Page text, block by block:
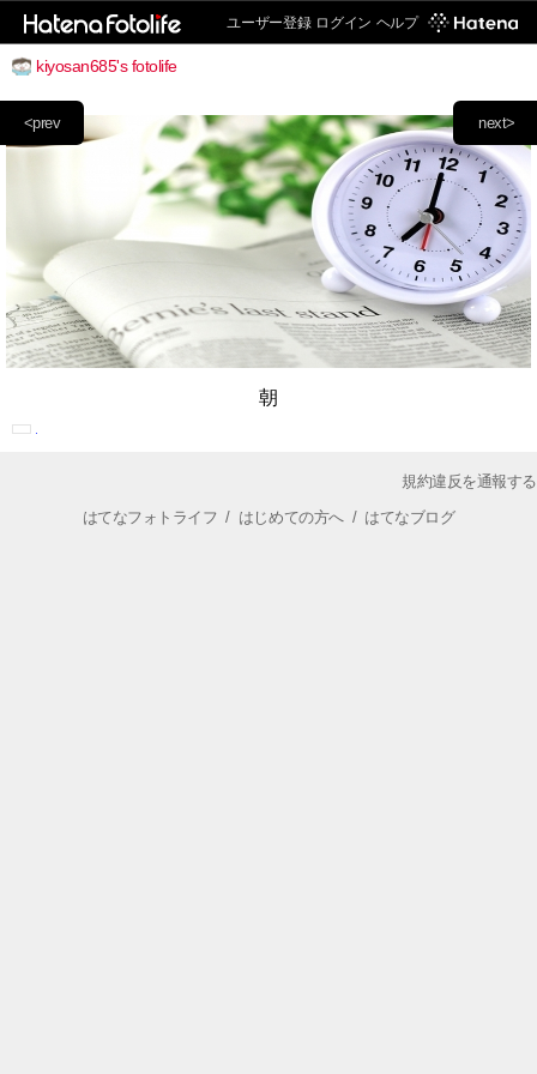
ユーザー登録 ログイン ヘルプ
kiyosan685's fotolife
next>
<prev
朝
規約違反を通報する
はてなフォトライフ / はじめての方へ/ はてなブログ